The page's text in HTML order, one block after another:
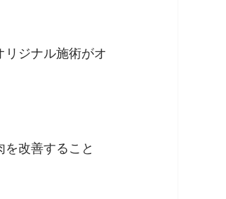
ジナル施術がオ
改善すること